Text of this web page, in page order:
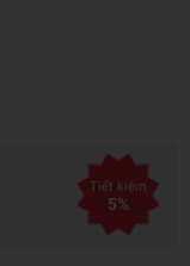
Tiết kiệm
5%